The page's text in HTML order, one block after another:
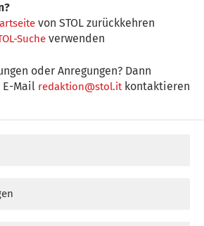
von STOL zurückkehren
Suche verwenden
oder Anregungen? Dann
E-Mail redaktion@stol.itkontaktieren